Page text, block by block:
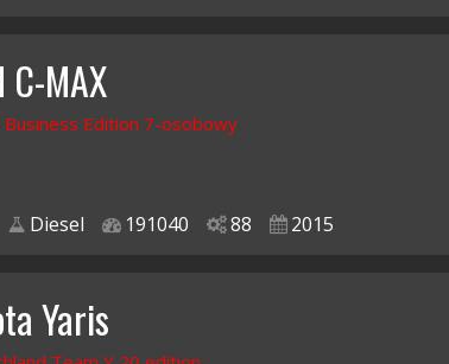
C-MAX
Business Edition 7-osobowy
Diesel 191040 88 2015
Yaris